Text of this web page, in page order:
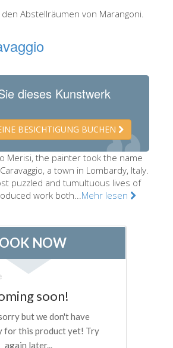
buchen
Kunstwerke
Künstler
Säle
Museum
Accademia
Kapelle
Marco Museum
Museum
delle Pietre Dure
Galileo
Gardens
Abstellräumen von Marangoni.
dieses Kunstwerk
BESICHTIGUNG BUCHEN
Merisi, the painter took the name
a town in Lombardy, Italy.
puzzled and tumultuous lives of
work both...Mehr lesen